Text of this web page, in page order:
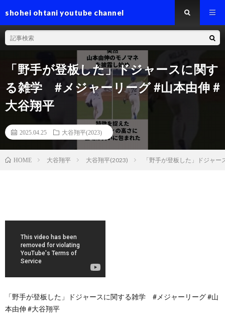
shohei ohtani youtube channel
「野手が登板した」ドジャースに関す
る雑学 #メジャーリーグ #山本由伸 #
大谷翔平
2025.04.25 大谷翔平(2023)
HOME 大谷翔平 大谷翔平(2023) 「野手が登板した」ドジャ
「野手が登板した」ドジャースに関する雑学 #メジャーリーグ #山
本由伸 #大谷翔平